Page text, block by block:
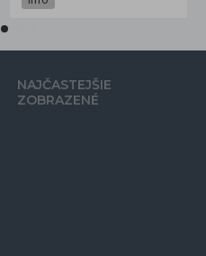
NAJČASTEJŠIE
ZOBRAZENÉ